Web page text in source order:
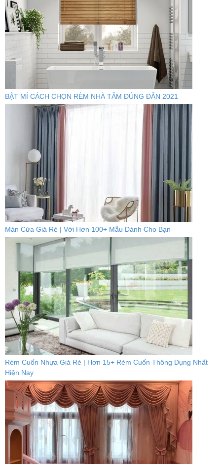
BẬT MÍ CÁCH CHỌN RÈM NHÀ TẮM ĐÚNG ĐẮN 2021
Màn Cửa Giá Rẻ | Với Hơn 100+ Mẫu Dành Cho Bạn
Rèm Cuốn Nhựa Giá Rẻ | Hơn 15+ Rèm Cuốn Thông Dụng Nhất
Hiện Nay